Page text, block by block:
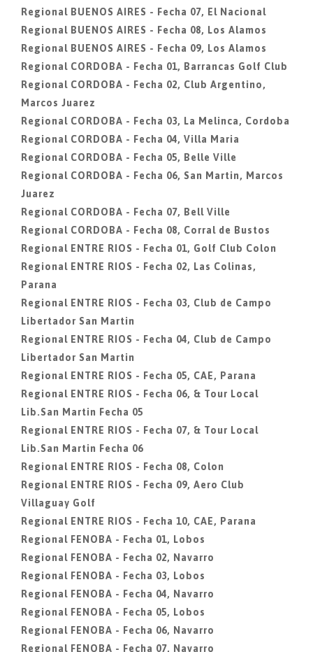
Regional BUENOS AIRES - Fecha 07, El Nacional
Regional BUENOS AIRES - Fecha 08, Los Alamos
Regional BUENOS AIRES - Fecha 09, Los Alamos
Regional CORDOBA - Fecha 01, Barrancas Golf Club
Regional CORDOBA - Fecha 02, Club Argentino,
Marcos Juarez
Regional CORDOBA - Fecha 03, La Melinca, Cordoba
Regional CORDOBA - Fecha 04, Villa Maria
Regional CORDOBA - Fecha 05, Belle Ville
Regional CORDOBA - Fecha 06, San Martin, Marcos
Juarez
Regional CORDOBA - Fecha 07, Bell Ville
Regional CORDOBA - Fecha 08, Corral de Bustos
Regional ENTRE RIOS - Fecha 01, Golf Club Colon
Regional ENTRE RIOS - Fecha 02, Las Colinas,
Parana
Regional ENTRE RIOS - Fecha 03, Club de Campo
Libertador San Martin
Regional ENTRE RIOS - Fecha 04, Club de Campo
Libertador San Martin
Regional ENTRE RIOS - Fecha 05, CAE, Parana
Regional ENTRE RIOS - Fecha 06, & Tour Local
Lib.San Martin Fecha 05
Regional ENTRE RIOS - Fecha 07, & Tour Local
Lib.San Martin Fecha 06
Regional ENTRE RIOS - Fecha 08, Colon
Regional ENTRE RIOS - Fecha 09, Aero Club
Villaguay Golf
Regional ENTRE RIOS - Fecha 10, CAE, Parana
Regional FENOBA - Fecha 01, Lobos
Regional FENOBA - Fecha 02, Navarro
Regional FENOBA - Fecha 03, Lobos
Regional FENOBA - Fecha 04, Navarro
Regional FENOBA - Fecha 05, Lobos
Regional FENOBA - Fecha 06, Navarro
Regional FENOBA - Fecha 07, Navarro